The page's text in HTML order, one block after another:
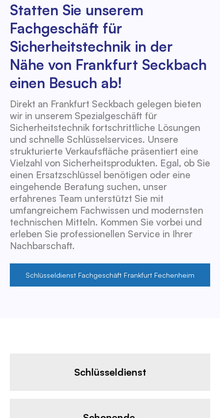
Statten Sie unserem
Fachgeschäft für
Sicherheitstechnik in der
Nähe von Frankfurt Seckbach
einen Besuch ab!
Direkt an Frankfurt Seckbach gelegen bieten
wir in unserem Spezialgeschäft für
Sicherheitstechnik fortschrittliche Lösungen
und schnelle Schlüsselservices. Unsere
strukturierte Verkaufsfläche präsentiert eine
Vielzahl von Sicherheitsprodukten. Egal, ob Sie
einen Ersatzschlüssel benötigen oder eine
eingehende Beratung suchen, unser
erfahrenes Team unterstützt Sie mit
umfangreichem Fachwissen und modernsten
technischen Mitteln. Kommen Sie vorbei und
erleben Sie professionellen Service in Ihrer
Nachbarschaft.
Schlüsseldienst Fachgeschäft Frankfurt Fechenheim
Schlüsseldienst